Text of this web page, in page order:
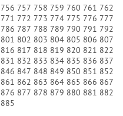
756 757 758 759 760 761 762
771 772 773 774 775 776 777
786 787 788 789 790 791 792
801 802 803 804 805 806 807
816 817 818 819 820 821 822
831 832 833 834 835 836 837
846 847 848 849 850 851 852
861 862 863 864 865 866 867
876 877 878 879 880 881 882
885